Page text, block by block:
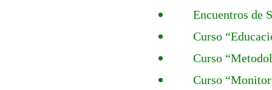
Encuentros de
Curso
Curso
Curso